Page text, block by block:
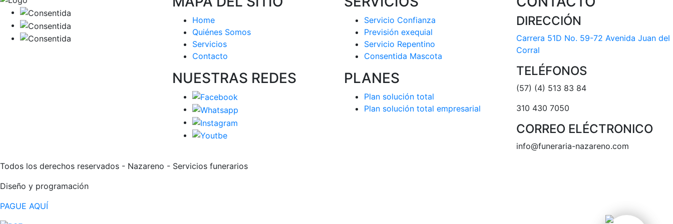
Home
Quiénes Somos
Servicios
Contacto
NUESTRAS REDES
Servicio Confianza
Previsión exequial
Servicio Repentino
Consentida Mascota
PLANES
Plan solución total
Plan solución total empresarial
DIRECCIÓN
Carrera 51D No. 59-72 Avenida Juan del
Corral
TELÉFONOS
(57) (4) 513 83 84
310 430 7050
CORREO ELÉCTRONICO
info@funeraria-nazareno.com
Todos los derechos reservados - Nazareno - Servicios funerarios
Diseño y programación
PAGUE AQUÍ